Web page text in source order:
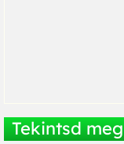
Tekintsd meg